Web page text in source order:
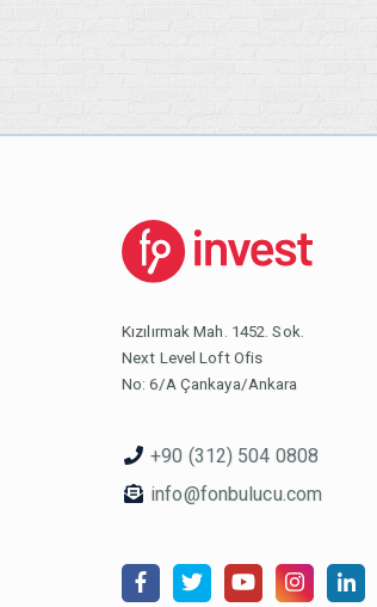
Kızılırmak Mah. 1452. Sok.
Next Level Loft Ofis
No: 6/A Çankaya/Ankara
+90 (312) 504 0808
info@fonbulucu.com